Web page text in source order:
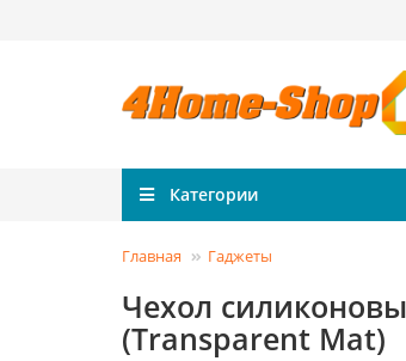
Категории
Главная Гаджеты
Чехол
(Transparent Mat)